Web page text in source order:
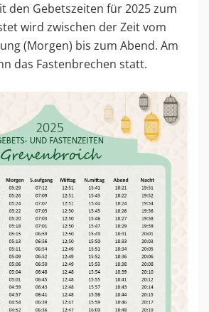
den Gebetszeiten für 2025 zum
wird zwischen der Zeit vom
(Morgen) bis zum Abend. Am
das Fastenbrechen statt.